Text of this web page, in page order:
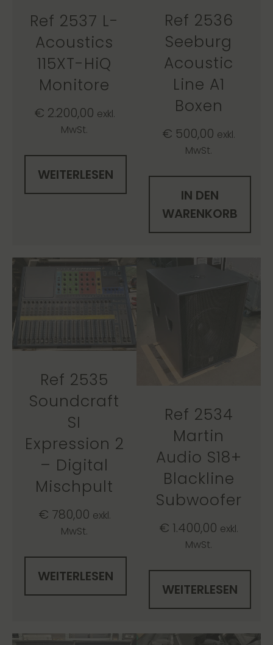
Ref 2537 L-
Acoustics
115XT-HiQ
Monitore
€ 2.200,00 exkl.
MwSt.
WEITERLESEN
Ref 2536
Seeburg
Acoustic
Line A1
Boxen
€ 500,00 exkl.
MwSt.
IN DEN
WARENKORB
Ref 2535
Soundcraft
SI
Expression 2
– Digital
Mischpult
€ 780,00 exkl.
MwSt.
WEITERLESEN
Ref 2534
Martin
Audio S18+
Blackline
Subwoofer
€ 1.400,00 exkl.
MwSt.
WEITERLESEN